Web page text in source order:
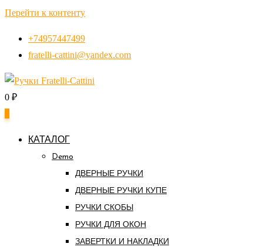
Перейти к контенту
+74957447499
fratelli-cattini@yandex.com
0 ₽
КАТАЛОГ
Demo
ДВЕРНЫЕ РУЧКИ
ДВЕРНЫЕ РУЧКИ КУПЕ
РУЧКИ СКОБЫ
РУЧКИ ДЛЯ ОКОН
ЗАВЕРТКИ И НАКЛАДКИ